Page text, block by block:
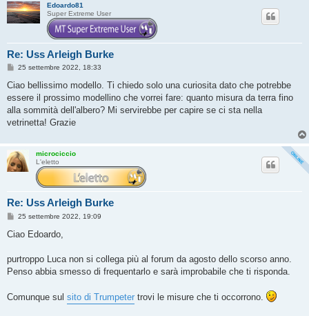
Edoardo81
Super Extreme User
Re: Uss Arleigh Burke
M
s
a
g
i
25 settembre 2022, 18:33
Ciao bellissimo modello. Ti chiedo solo una curiosita dato che potrebbe
essere il prossimo modellino che vorrei fare: quanto misura da terra fino
alla sommità dell'albero? Mi servirebbe per capire se ci sta nella
vetrinetta! Grazie
microciccio
L'eletto
Re: Uss Arleigh Burke
M
s
g
i
25 settembre 2022, 19:09
Ciao Edoardo,
purtroppo Luca non si collega più al forum da agosto dello scorso anno.
Penso abbia smesso di frequentarlo e sarà improbabile che ti risponda.
Comunque sul sito di Trumpeter trovi le misure che ti occorrono.